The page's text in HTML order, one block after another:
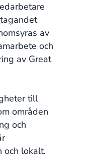
av
och
av Great
till
områden
och
och lokalt.